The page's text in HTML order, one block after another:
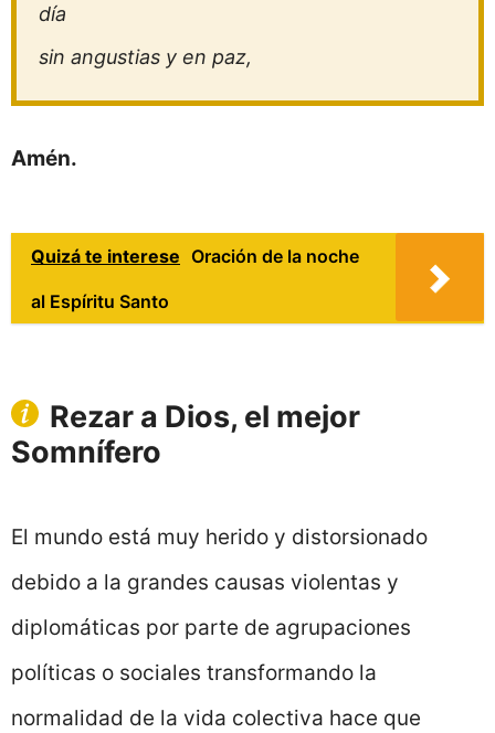
día
sin angustias y en paz,
Amén.
Quizá te interese Oración de la noche
al Espíritu Santo
Rezar a Dios, el mejor
Somnífero
El mundo está muy herido y distorsionado
debido a la grandes causas violentas y
diplomáticas por parte de agrupaciones
políticas o sociales transformando la
normalidad de la vida colectiva hace que